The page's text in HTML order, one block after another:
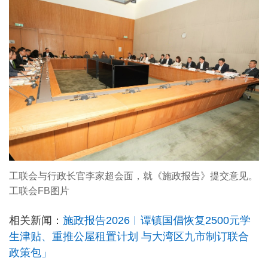
工联会与行政长官李家超会面，就《施政报告》提交意见。
工联会FB图片
相关新闻： 施政报告2026︱谭镇国倡恢复2500元学
生津贴、重推公屋租置计划 与大湾区九市制订联合
政策包」